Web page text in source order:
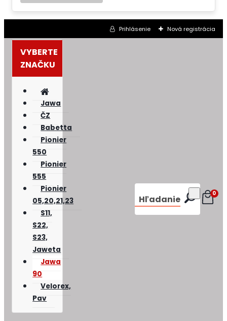
Prihlásenie Nová registrácia
Jawa
ČZ
Babetta
Pionier
550
Pionier
555
Pionier
05,20,21,23
S11,
S22,
S23,
Jaweta
Jawa
90
Velorex,
Pav
Hľadanie 0